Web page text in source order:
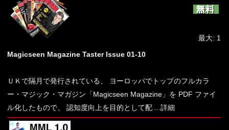
最大: 1
Magicseen Magazine Taster Issue 01-10
ＵＫで隔月で発行されている、 ヨーロッパでトップのフルカラ
ー・マジック・マガジン「Magicseen Magazine」を PDF ファイ
ル化したもので、 認知度向上を目的として配 ...詳細